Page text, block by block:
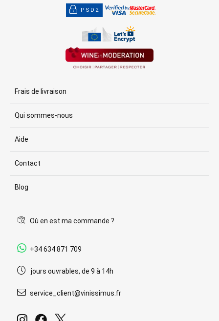
PSD2
Frais de livraison
Qui sommes-nous
Aide
Contact
Blog
Où en est ma commande ?
+34 634 871 709
jours ouvrables, de 9 à 14h
service_client@vinissimus.fr